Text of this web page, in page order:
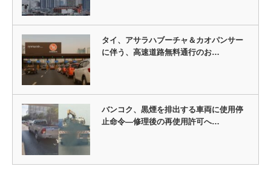
タイ、アサラハブーチャ＆カオパンサー
に伴う、高速道路無料通行のお…
バンコク、黒煙を排出する車両に使用停
止命令—修理後の再使用許可へ…